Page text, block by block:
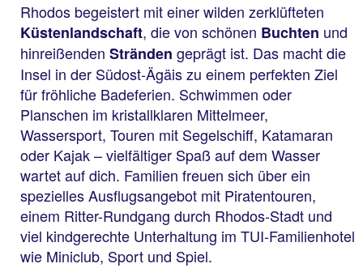
Rhodos begeistert mit einer wilden zerklüfteten
Küstenlandschaft, die von schönen Buchten und
hinreißenden Stränden geprägt ist. Das macht die
Insel in der Südost-Ägäis zu einem perfekten Ziel
für fröhliche Badeferien. Schwimmen oder
Planschen im kristallklaren Mittelmeer,
Wassersport, Touren mit Segelschiff, Katamaran
oder Kajak – vielfältiger Spaß auf dem Wasser
wartet auf dich. Familien freuen sich über ein
spezielles Ausflugsangebot mit Piratentouren,
einem Ritter-Rundgang durch Rhodos-Stadt und
viel kindgerechte Unterhaltung im TUI-Familienhotel
wie Miniclub, Sport und Spiel.